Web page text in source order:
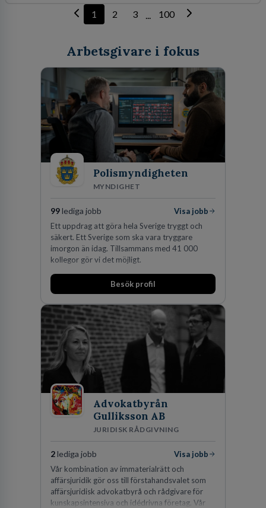
1 2 3 ... 100
Arbetsgivare i fokus
Polismyndigheten
MYNDIGHET
99lediga jobb
Visa jobb
Ett uppdrag att göra hela Sverige tryggt och
säkert. Ett Sverige som ska vara tryggare
imorgon än idag. Tillsammans med 41 000
kollegor gör vi det möjligt.
Besök profil
Advokatbyrån
Gulliksson AB
JURIDISK RÅDGIVNING
2lediga jobb
Visa jobb
Vår kombination av immaterialrätt och
affärsjuridik gör oss till förstahandsvalet som
affärsjuridisk advokatbyrå och rådgivare för
kunskapsintensiva och idédrivna företag. Vår